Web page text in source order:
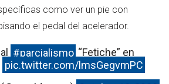
como ver un pie con
el pedal del acelerador.
#parcialismo “Fetiche” en
pic.twitter.com/lmsGegvmPC